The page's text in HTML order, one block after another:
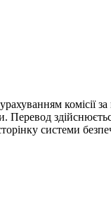
комісії
системи